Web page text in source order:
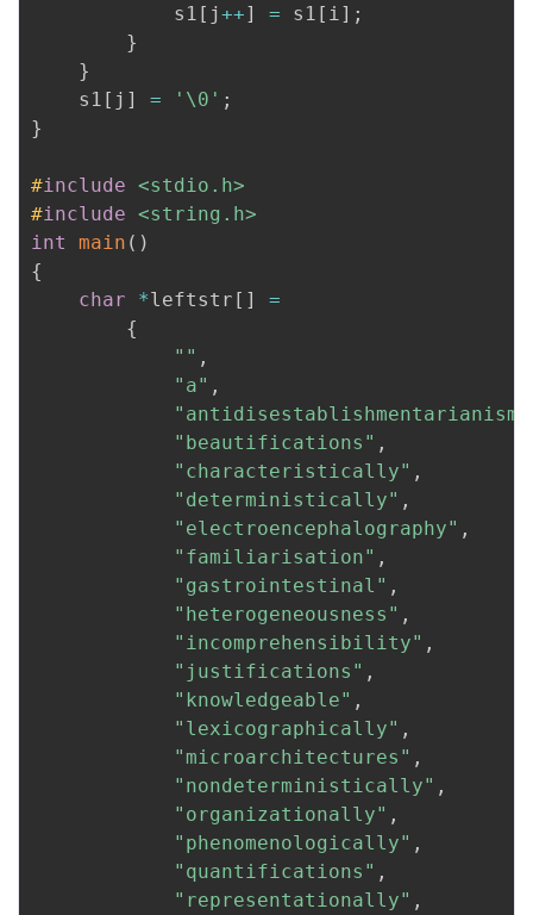
            s1
[ j ++] = s1 [ i ] ;
}
}
    s1
[ j ] = '\0' ;
}
#include <stdio.h>
#include <string.h>
int
main ( )
{
char
*leftstr [ ]
=
{
"" ,
"a" ,
"antidisestablishmentarianism"
"beautifications" ,
"characteristically" ,
"deterministically" ,
"electroencephalography" ,
"familiarisation" ,
"gastrointestinal" ,
"heterogeneousness" ,
"incomprehensibility" ,
"justifications" ,
"knowledgeable" ,
"lexicographically" ,
"microarchitectures" ,
"nondeterministically" ,
"organizationally" ,
"phenomenologically" ,
"quantifications" ,
"representationally" ,